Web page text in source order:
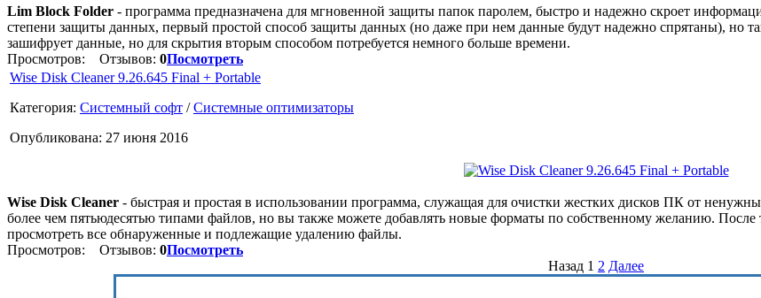
Lim Block Folder - программа предназначена для мгновенной защиты папок паролем, быстро и надежно скроет
степени защиты данных, первый простой способ защиты данных (но даже при нем данные будут надежно спрятаны), но
зашифрует данные, но для скрытия вторым способом потребуется немного больше времени.
Просмотров:
Отзывов: 0Посмотреть
Wise Disk Cleaner 9.26.645 Final + Portable
Категория: Системный софт /Системные оптимизаторы
Опубликована: 27 июня 2016
Wise Disk Cleaner - быстрая и простая в использовании программа, служащая для очистки жестких дисков ПК от
более чем пятьюдесятью типами файлов, но вы также можете добавлять новые форматы по собственному желанию. После
просмотреть все обнаруженные и подлежащие удалению файлы.
Просмотров:
Отзывов: 0Посмотреть
Назад 1 2 Далее